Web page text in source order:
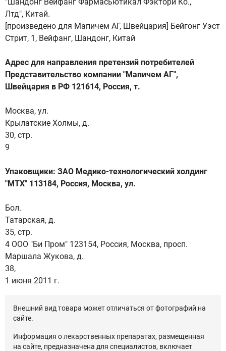
Лтд", Китай.
[произведено для Мапичем АГ, Швейцария] Бейгонг Уэст
Стрит, 1, Вейфанг, Шандонг, Китай
Адрес для направления претензий потребителей
Представительство компании "Мапичем АГ",
Швейцария в РФ 121614, Россия, т.
Москва, ул.
Крылатские Холмы, д.
30, стр.
9
Упаковщики: ЗАО Медико-технологический холдинг
"МТХ" 113184, Россия, Москва, ул.
Бол.
Татарская, д.
35, стр.
4 ООО "Би Пром" 123154, Россия, Москва, просп.
Маршала Жукова, д.
38,
1 июня 2011 г.
Внешний вид товара может отличаться от фотографий на
сайте.
Информация о лекарственных препаратах, размещенная
на сайте, предназначена для специалистов, включает